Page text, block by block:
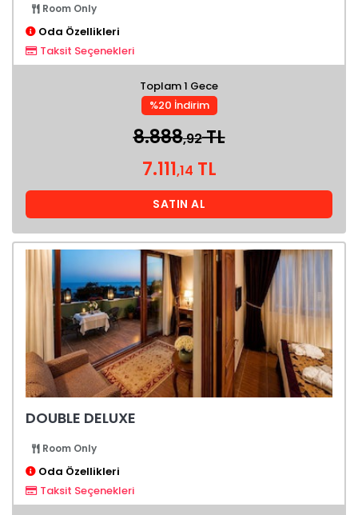
Room Only
Oda Özellikleri
Taksit Seçenekleri
Toplam 1 Gece
%20 İndirim
8.888,92TL
7.111,14 TL
SATIN AL
DOUBLE DELUXE
Room Only
Oda Özellikleri
Taksit Seçenekleri